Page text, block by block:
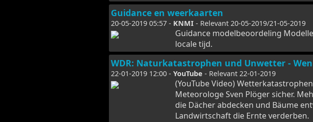
Guidance en weerkaarten
20-05-2019 05:57 - KNMI - Relevant 20-05-2019/21-05-2019
Guidance modelbeoordeling
locale tijd.
WDR: Naturkatastrophen und Unwetter -
22-01-2019 12:00 - YouTube - Relevant 22-01-2019
(YouTube Video)
Meteorologe Sven Plöger sicher.
die Dächer abdecken und Bäume
Landwirtschaft die Ernte verderben.